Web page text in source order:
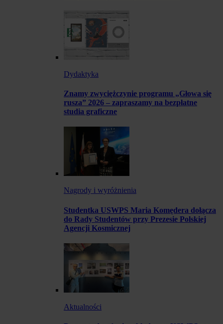
Dydaktyka
Znamy zwyciężczynie programu „Głowa się
rusza” 2026 – zapraszamy na bezpłatne
studia graficzne
Nagrody i wyróżnienia
Studentka USWPS Maria Komędera dołącza
do Rady Studentów przy Prezesie Polskiej
Agencji Kosmicznej
Aktualności